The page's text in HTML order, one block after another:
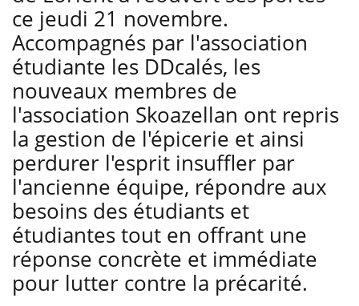
ce jeudi 21 novembre.
Accompagnés par l'association
étudiante les DDcalés, les
nouveaux membres de
l'association Skoazellan ont repris
la gestion de l'épicerie et ainsi
perdurer l'esprit insuffler par
l'ancienne équipe, répondre aux
besoins des étudiants et
étudiantes tout en offrant une
réponse concrète et immédiate
pour lutter contre la précarité.